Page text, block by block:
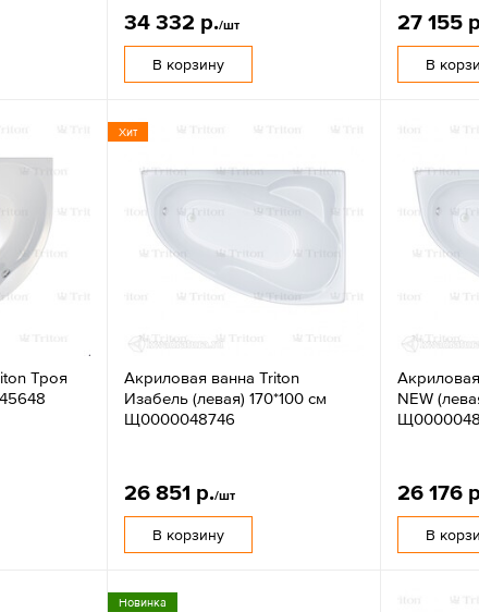
34 332 р./шт
В корзину
27 155
В
Троя
Хит
Акриловая ванна Triton
Изабель (левая) 170*100 см
Щ0000048746
26 851 р./шт
В корзину
NEW
26 176
В
Новинка